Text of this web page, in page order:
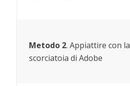
Metodo 2. Appiattire con la
scorciatoia di Adobe